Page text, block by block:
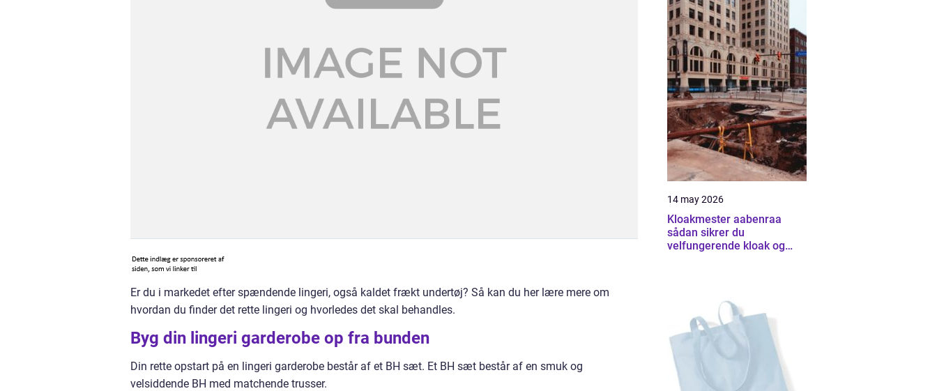
Er du i markedet efter spændende lingeri, også kaldet frækt undertøj? Så kan du her lære mere om
hvordan du finder det rette lingeri og hvorledes det skal behandles.
Byg din lingeri garderobe op fra bunden
Din rette opstart på en lingeri garderobe består af et BH sæt. Et BH sæt består af en smuk og
velsiddende BH med matchende trusser.
14 may 2026
Kloakmester aabenraa
sådan sikrer du
velfungerende kloak og